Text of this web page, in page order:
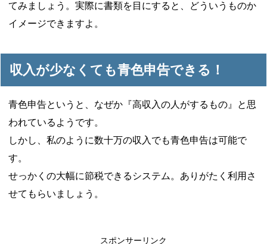
てみましょう。実際に書類を目にすると、どういうものか
イメージできますよ。
収入が少なくても青色申告できる！
青色申告というと、なぜか『高収入の人がするもの』と思
われているようです。
しかし、私のように数十万の収入でも青色申告は可能で
す。
せっかくの大幅に節税できるシステム。ありがたく利用さ
せてもらいましょう。
スポンサーリンク